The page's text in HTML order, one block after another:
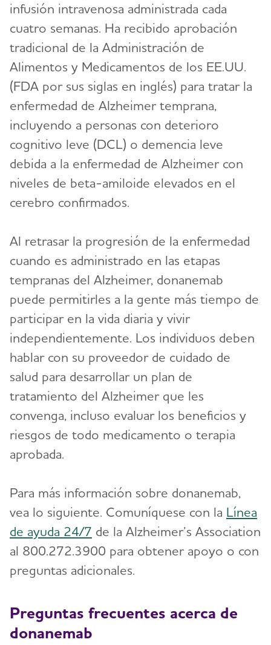
infusión intravenosa administrada cada
cuatro semanas. Ha recibido aprobación
tradicional de la Administración de
Alimentos y Medicamentos de los EE.UU.
(FDA por sus siglas en inglés) para tratar la
enfermedad de Alzheimer temprana,
incluyendo a personas con deterioro
cognitivo leve (DCL) o demencia leve
debida a la enfermedad de Alzheimer con
niveles de beta-amiloide elevados en el
cerebro confirmados.
Al retrasar la progresión de la enfermedad
cuando es administrado en las etapas
tempranas del Alzheimer, donanemab
puede permitirles a la gente más tiempo de
participar en la vida diaria y vivir
independientemente. Los individuos deben
hablar con su proveedor de cuidado de
salud para desarrollar un plan de
tratamiento del Alzheimer que les
convenga, incluso evaluar los beneficios y
riesgos de todo medicamento o terapia
aprobada.
Para más información sobre donanemab,
vea lo siguiente. Comuníquese con la Línea
de ayuda 24/7 de la Alzheimer’s Association
al 800.272.3900 para obtener apoyo o con
preguntas adicionales.
Preguntas frecuentes acerca de
donanemab